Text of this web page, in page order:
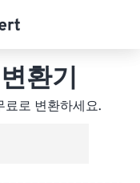
환기
료로 변환하세요.